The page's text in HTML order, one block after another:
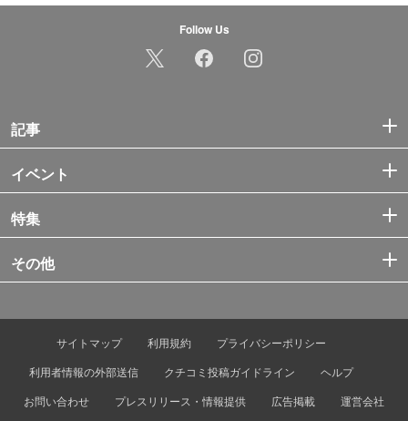
Follow Us
記事
イベント
特集
その他
サイトマップ 利用規約
プライバシーポリシー
利用者情報の外部送信
クチコミ投稿ガイドライン
ヘルプ
お問い合わせ
プレスリリース・情報提供 広告掲載 運営会社